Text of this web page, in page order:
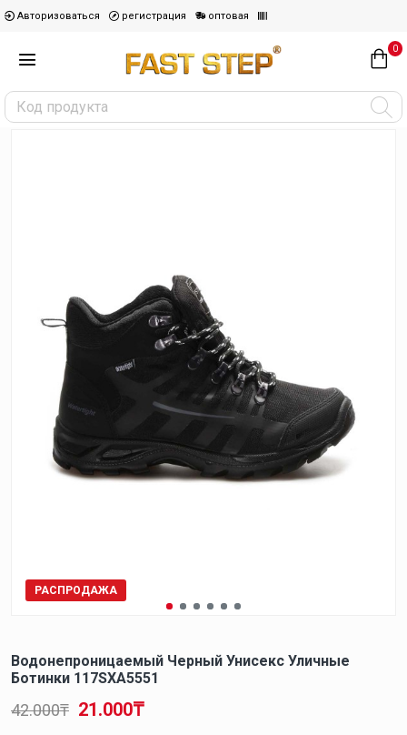
Авторизоваться регистрация оптовая
0
РАСПРОДАЖА
Водонепроницаемый Черный Унисекс Уличные
Ботинки 117SXA5551
21.000₸
42.000₸